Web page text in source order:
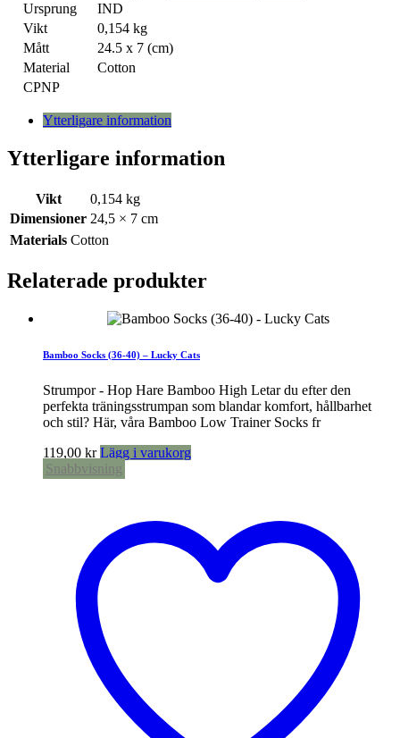
Ursprung
IND
Vikt
0,154 kg
Mått
24.5 x 7 (cm)
Material
Cotton
CPNP
Ytterligare information
Ytterligare information
Vikt
0,154 kg
Dimensioner 24,5 × 7 cm
Materials Cotton
Relaterade produkter
Bamboo Socks (36-40) – Lucky Cats
Strumpor - Hop Hare Bamboo High Letar du efter den
perfekta träningsstrumpan som blandar komfort, hållbarhet
och stil? Här, våra Bamboo Low Trainer Socks fr
119,00 kr Lägg i varukorg
Snabbvisning